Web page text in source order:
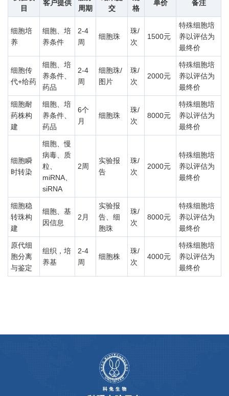
目
客户提供
周期
交
格
单价 备注
细胞培
养
细胞、培
养条件
2-4
周
细胞珠
珠/
次
1500元
特殊细胞培
养以评估为
最终价
细胞传
代+给药
细胞、培
养条件、
药品
2-4
周
细胞珠/
图片
珠/
次
2000元
特殊细胞培
养以评估为
最终价
细胞耐
药株构
建
细胞、培
养条件、
药品
6个
月
细胞珠
珠/
次
8000元
特殊细胞培
养以评估为
最终价
细胞瞬
时转染
细胞、慢
病毒、质
粒、
miRNA、
siRNA
2周
实验报
告
珠/
次
2000元
特殊细胞培
养以评估为
最终价
细胞稳
转珠构
建
细胞、基
因信息
2月
实验报
告、细
胞珠
珠/
次
8000元
特殊细胞培
养以评估为
最终价
原代细
胞分离
与鉴定
组织，培
养基
2-4
周
细胞株
珠/
次
4000元
特殊细胞培
养以评估为
最终价